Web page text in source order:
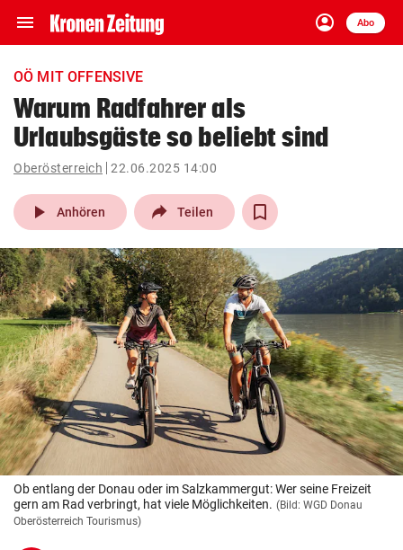
menu Navigation
ein-/ausklappen
account_circle
Anmelden
Abo
close Schließen
account_circle Anmelden
arrow_right
pin_drop
Wien arrow_right
bookmark
search
Suchbegriff
eingeben
© Krone Multimedia GmbH & Co KG 2026
Muthgasse 2, 1190 Wien
OÖ MIT OFFENSIVE
Warum Radfahrer als
Urlaubsgäste so beliebt sind
Oberösterreich 22.06.2025 14:00
play_arrow Anhören Teilen
Ob entlang der Donau oder im Salzkammergut: Wer seine Freizeit
gern am Rad verbringt, hat viele Möglichkeiten. (Bild: WGD Donau
Oberösterreich Tourismus)